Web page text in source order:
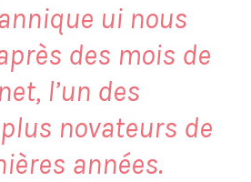
ui nous
des mois de
l’un des
novateurs de
années.